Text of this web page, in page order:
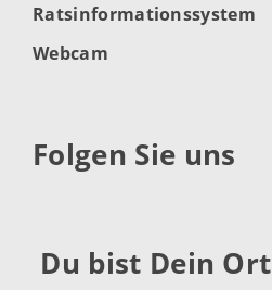
Ratsinformationssystem
Webcam
Folgen Sie uns
Du bist Dein Ort